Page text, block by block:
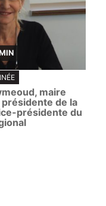
maire
de la
présidente du